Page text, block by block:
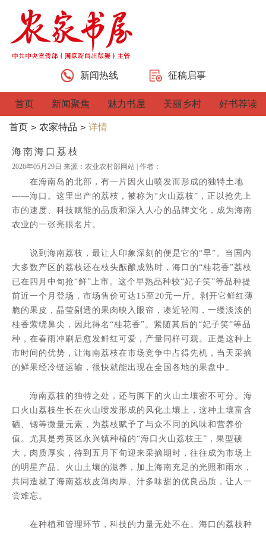
新闻热线 征稿启事
首页 新闻聚焦 魅力书屋 美丽乡村 好书荐读
首页 > 农家特品 > 详情
海南海口荔枝
2026年05月29日 来源：农业农村部网站 | 作者：
在海南岛的北部，有一片因火山喷发而形成的独特土地
——海口。这里出产的荔枝，被称为“火山荔枝”，正以抢先上
市的速度、科技赋能的品质和深入人心的品牌文化，成为海南
农业的一张亮眼名片。
说到海南荔枝，最让人印象深刻的便是它的“早”。当国内
大多数产区的荔枝还在枝头酝酿成熟时，海口的“桂花香”荔枝
已在四月中旬抢“鲜”上市。这个早熟品种较“妃子笑”等品种提
前近一个月登场，市场售价可达15至20元一斤。剥开它鲜红薄
脆的果皮，晶莹剔透的果肉映入眼帘，凑近轻闻，一缕淡淡的
桂香萦绕鼻尖，因此得名“桂花香”。紧随其后的“妃子笑”等品
种，在春雨冲刷后愈发鲜红可爱，产量同样可观。正是这种上
市时间的优势，让海南荔枝在市场竞争中占得先机，当天采摘
的鲜果经冷链运输，很快就能出现在全国各地的果盘中。
海南荔枝的独特之处，还与脚下的火山土壤密不可分。海
口火山荔枝生长在火山喷发形成的风化土壤上，这种土壤富含
硒、锶等微量元素，为荔枝赋予了与众不同的风味和营养价
值。尤其是秀英区永兴镇种植的“海口火山荔枝王”，果型硕
大，肉质厚实，待到五月下旬迎来采摘期时，往往成为市场上
的明星产品。火山土壤的滋养，加上海南充足的光照和雨水，
共同造就了海南荔枝皮薄肉厚、汁多味甜的优良品质，让人一
尝难忘。
在种植和管理环节，科技的力量无处不在。海口的荔枝种